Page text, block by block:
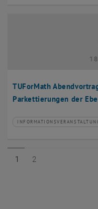
TUForMath
Parkettierungen der
Veranstaltungstyp:
Veranstaltungsort:
Seite 1 von 2
1 Seite 2 von 2
2